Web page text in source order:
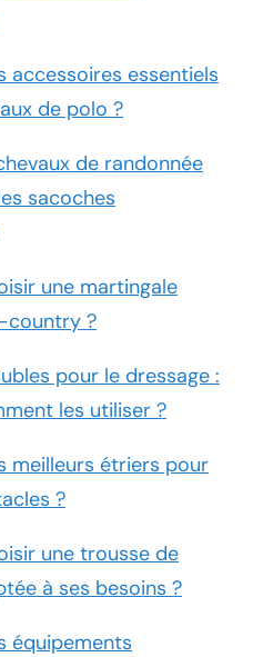
accessoires essentiels
de polo ?
de randonnée
sacoches
une martingale
country ?
pour le dressage :
les utiliser ?
meilleurs étriers pour
?
une trousse de
à ses besoins ?
équipements